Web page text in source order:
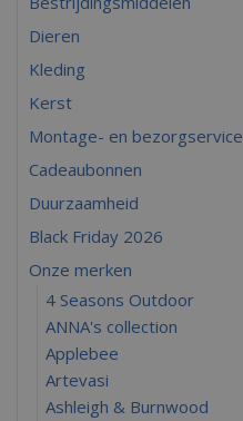
Dieren
Kleding
Kerst
Montage- en bezorgservice
Cadeaubonnen
Duurzaamheid
Black Friday 2026
Onze merken
4 Seasons Outdoor
ANNA's collection
Applebee
Artevasi
Ashleigh & Burnwood